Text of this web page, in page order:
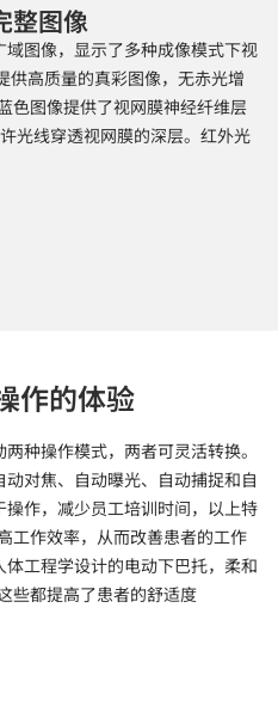
整图像
图像，显示了多种成像模式下视
供高质量的真彩图像，无赤光增
色图像提供了视网膜神经纤维层
光线穿透视网膜的深层。红外光
作的体验
种操作模式，两者可灵活转换。
对焦、自动曝光、自动捕捉和自
作，减少员工培训时间，以上特
工作效率，从而改善患者的工作
工程学设计的电动下巴托，柔和
些都提高了患者的舒适度